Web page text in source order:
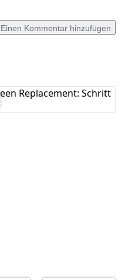
Einen Kommentar hinzufügen